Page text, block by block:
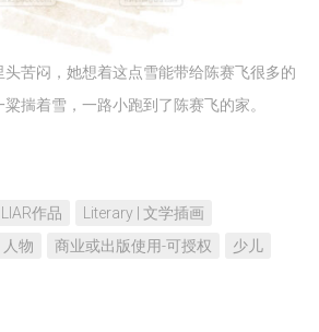
苦闷，她想着这点雪能带给陈赛飞很多的
揣着雪，一路小跑到了陈赛飞的家。
LIAR作品
Literary | 文学插画
人物 商业或出版使用-可授权
少儿